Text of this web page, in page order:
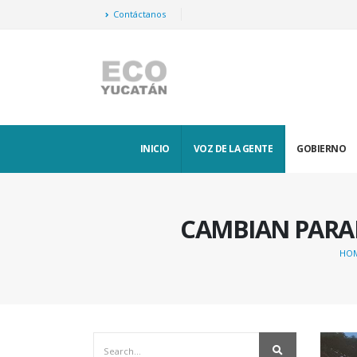
Contáctanos
INICIO VOZ DE LA GENTE GOBIERNO
CAMBIAN